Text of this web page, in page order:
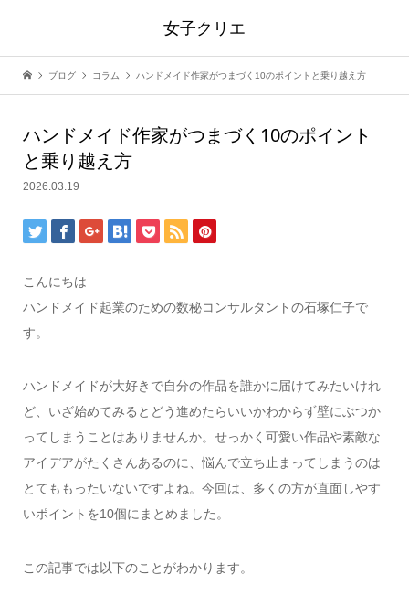
女子クリエ
ブログ コラム ハンドメイド作家がつまづく10のポイントと乗り越え方
ハンドメイド作家がつまづく10のポイント
と乗り越え方
2026.03.19
こんにちは
ハンドメイド起業のための数秘コンサルタントの石塚仁子で
す。
ハンドメイドが大好きで自分の作品を誰かに届けてみたいけれ
ど、いざ始めてみるとどう進めたらいいかわからず壁にぶつか
ってしまうことはありませんか。せっかく可愛い作品や素敵な
アイデアがたくさんあるのに、悩んで立ち止まってしまうのは
とてももったいないですよね。今回は、多くの方が直面しやす
いポイントを10個にまとめました。
この記事では以下のことがわかります。